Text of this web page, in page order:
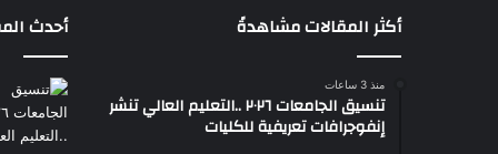
أكثر المقالات مشاهدةً
منذ 3 ساعات
تنسيق الجامعات ٢٠٢٦ ..التعليم العالي تنشر
إنفوجرافات تعريفية للكليات
أحدث